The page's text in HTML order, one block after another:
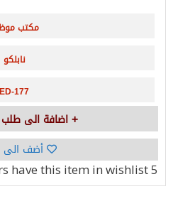
مكتب
نابلكو
ED-177
اضافة الى
أضف الى
5 users
have this item in wishlist